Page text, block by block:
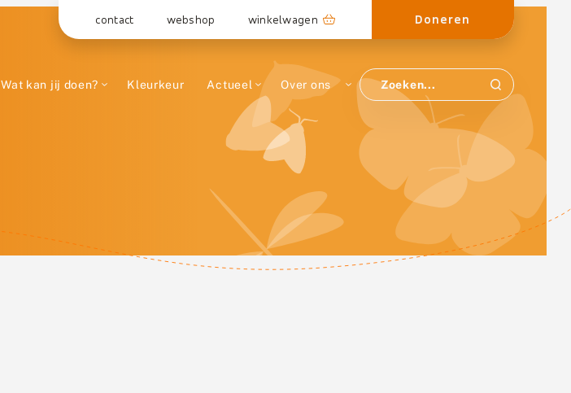
contact webshop winkelwagen Doneren
Wat kan jij doen? Kleurkeur Actueel Over ons